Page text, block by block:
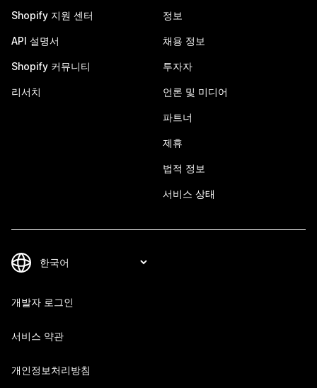
Shopify 지원 센터
API 설명서
Shopify 커뮤니티
리서치
정보
채용 정보
투자자
언론 및 미디어
파트너
제휴
법적 정보
서비스 상태
개발자 로그인
서비스 약관
개인정보처리방침